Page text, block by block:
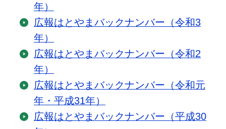
年）
広報はとやまバックナンバー（令和3
年）
広報はとやまバックナンバー（令和2
年）
広報はとやまバックナンバー（令和元
年・平成31年）
広報はとやまバックナンバー（平成30